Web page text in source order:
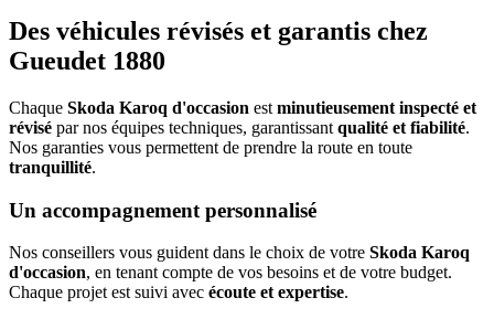
Des véhicules révisés et garantis chez
Gueudet 1880
Chaque Skoda Karoq d'occasion est minutieusement inspecté et
révisé par nos équipes techniques, garantissant qualité et fiabilité.
Nos garanties vous permettent de prendre la route en toute
tranquillité.
Un accompagnement personnalisé
Nos conseillers vous guident dans le choix de votre Skoda Karoq
d'occasion, en tenant compte de vos besoins et de votre budget.
Chaque projet est suivi avec écoute et expertise.